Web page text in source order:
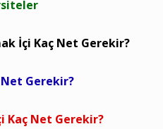
İçi Kaç Net Gerekir?
Net Gerekir?
Kaç Net Gerekir?